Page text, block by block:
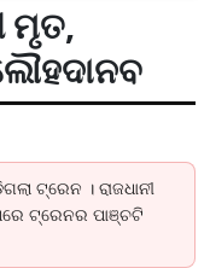
ମୃତ,
ଟ୍ରେନ । ରାଜଧାନୀ
ଟ୍ରେନର ପାଞ୍ଚଟି